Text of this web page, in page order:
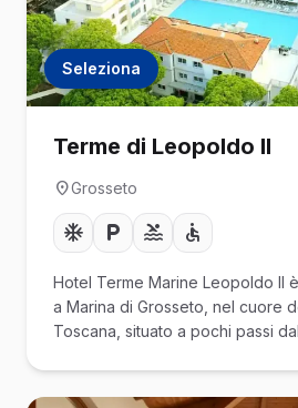
Seleziona
Terme di Leopoldo II
Grosseto
Hotel Terme Marine Leopoldo II
a Marina di Grosseto, nel cuore
Toscana, situato a pochi passi